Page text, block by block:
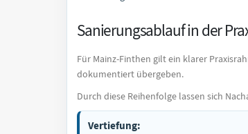
Sanierungsablauf in der
Für Mainz-Finthen gilt ein klarer
dokumentiert übergeben.
Durch diese Reihenfolge lassen sich
Vertiefung: